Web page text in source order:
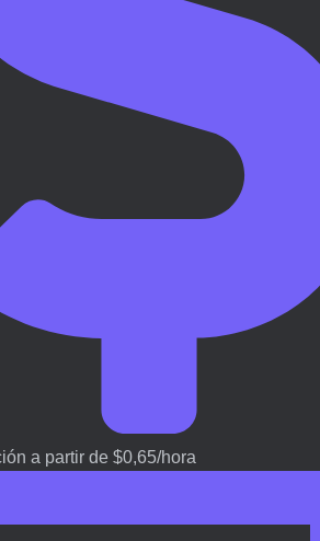
a partir de $0,65/hora